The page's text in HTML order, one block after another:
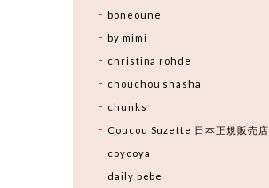
boneoune
by mimi
christina rohde
chouchou shasha
chunks
Coucou Suzette 日本正規販売店
coycoya
daily bebe